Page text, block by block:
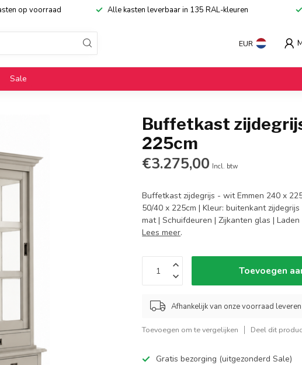
op voorraad Alle kasten leverbaar in 135 RAL-kleuren
EUR
Sale
Buffetkast
225cm
€3.275,00 Incl. btw
Buffetkast zijdegrijs - wit Emmen 240 x
50/40 x 225cm | Kleur: buitenkant
mat | Schuifdeuren | Zijkanten glas |
Lees meer.
Toevoegen
Afhankelijk van onze voorraad
Toevoegen om te vergelijken Deel dit
Gratis bezorging (uitgezonderd Sale)